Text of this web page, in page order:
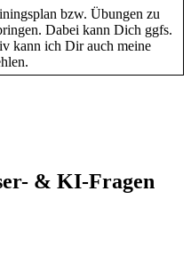
bzw. Übungen zu
Dabei kann Dich ggfs.
kann ich Dir auch meine
& KI-Fragen